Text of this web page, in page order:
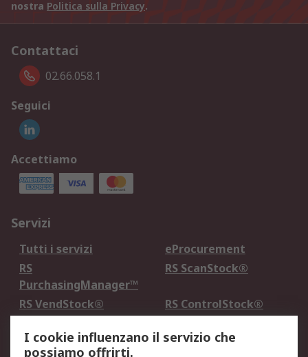
nostra Politica sulla Privacy.
Contattaci
02.66.058.1
Seguici
Accettiamo
Servizi
Tutti i servizi
eProcurement
RS
PurchasingManager™
RS ScanStock®
RS VendStock®
RS ControlStock®
I cookie influenzano il servizio che
possiamo offrirti.